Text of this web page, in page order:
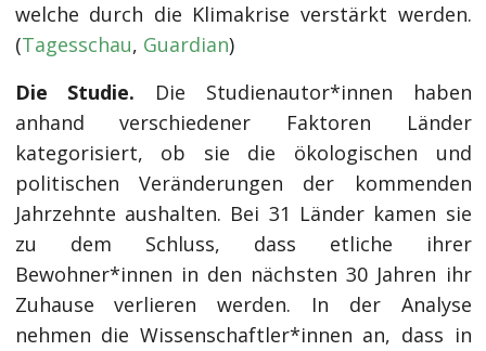
welche durch die Klimakrise verstärkt werden.
(Tagesschau, Guardian)
Die Studie. Die Studienautor*innen haben
anhand verschiedener Faktoren Länder
kategorisiert, ob sie die ökologischen und
politischen Veränderungen der kommenden
Jahrzehnte aushalten. Bei 31 Länder kamen sie
zu dem Schluss, dass etliche ihrer
Bewohner*innen in den nächsten 30 Jahren ihr
Zuhause verlieren werden. In der Analyse
nehmen die Wissenschaftler*innen an, dass in